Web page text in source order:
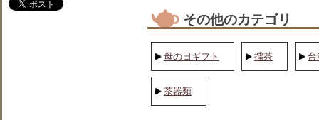
その他のカテゴリ
母の日ギフト 擂茶 台
茶器類